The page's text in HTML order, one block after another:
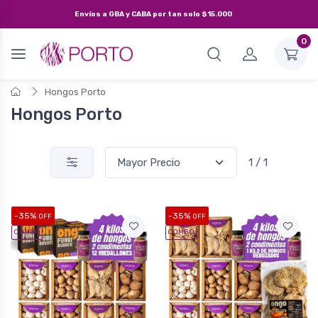
Envíos a GBA y CABA por tan solo $15.000
0
Hongos Porto
Hongos Porto
Andrea
Champi + Porto + Girgolas
Andrea
Champi +
1 / 1
-35% OFF
COMBO
-35% OFF
COMBO